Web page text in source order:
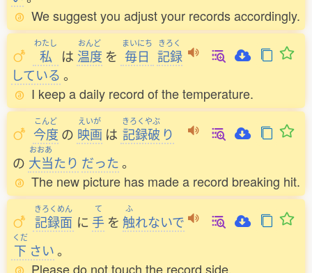
We suggest you adjust your records accordingly.
わたし
私 は
おんど
温度 を
まいにち
毎日
きろく
記録
している 。
I keep a daily record of the temperature.
こんど
今度 の
えいが
映画 は
きろくやぶ
記録破 り
の
おおあ
大当たり だった。
The new picture has made a record breaking hit.
きろくめん
記録面 に
て
手 を
ふ
触れないで
くだ
下 さい。
Please do not touch the record side.